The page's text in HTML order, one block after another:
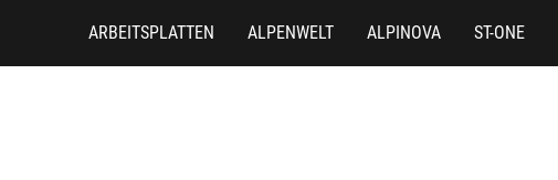
ARBEITSPLATTEN ALPENWELT ALPINOVA ST-ONE